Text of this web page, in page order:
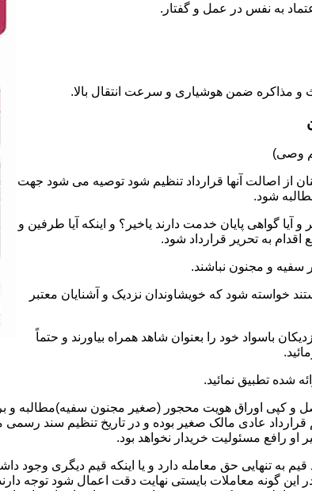
از اصالت آنها قرارداد تنظیم شود توصیه می شود جهت
شود.
گواهی پایان خدمت دارند یاخیر؟ و اینکه آیا طرفین و
به تحریر قرارداد شود.
خواسته شود که خویشاوندان نزدیک و آشنایان معتبر
باسواد خود را بعنوان شاهد همراه بیاورند و حتماً
و کپی اوراق هویت محجور (صغیر مجنون سفیه)مطالبه و
قرارداد عادی مالک صغیر بوده و در تاریخ تنظیم سند
رافع مسئولیت خریدار نخواهد بود.
به تنهایی حق معامله دارد و یا اینکه قیم دیگری وجود
گونه معاملات بایستی نهایت دقت اعمال شود توجه